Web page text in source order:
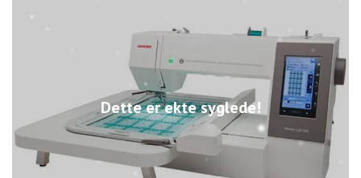
Dette er ekte syglede!